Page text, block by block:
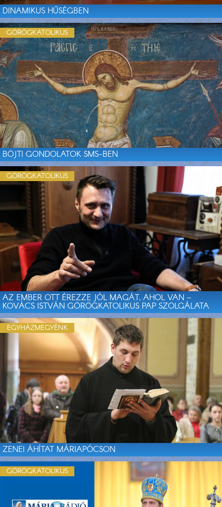
DINAMIKUS HŰSÉGBEN
BÖJTI GONDOLATOK SMS-BEN
GÖRÖGKATOLIKUS
AZ EMBER OTT ÉREZZE JÓL MAGÁT, AHOL VAN –
KOVÁCS ISTVÁN GÖRÖGKATOLIKUS PAP SZOLGÁLATA
GÖRÖGKATOLIKUS
ZENEI ÁHÍTAT MÁRIAPÓCSON
EGYHÁZMEGYÉNK
GÖRÖGKATOLIKUS